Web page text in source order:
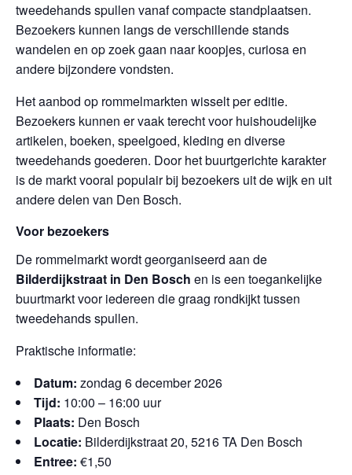
tweedehands spullen vanaf compacte standplaatsen.
Bezoekers kunnen langs de verschillende stands
wandelen en op zoek gaan naar koopjes, curiosa en
andere bijzondere vondsten.
Het aanbod op rommelmarkten wisselt per editie.
Bezoekers kunnen er vaak terecht voor huishoudelijke
artikelen, boeken, speelgoed, kleding en diverse
tweedehands goederen. Door het buurtgerichte karakter
is de markt vooral populair bij bezoekers uit de wijk en uit
andere delen van Den Bosch.
Voor bezoekers
De rommelmarkt wordt georganiseerd aan de
Bilderdijkstraat in Den Bosch en is een toegankelijke
buurtmarkt voor iedereen die graag rondkijkt tussen
tweedehands spullen.
Praktische informatie:
Datum: zondag 6 december 2026
Tijd: 10:00 – 16:00 uur
Plaats: Den Bosch
Locatie: Bilderdijkstraat 20, 5216 TA Den Bosch
Entree: €1,50